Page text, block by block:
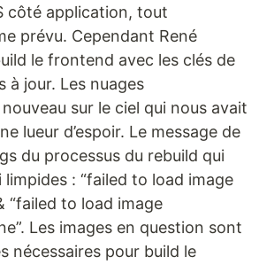
côté application, tout
prévu. Cependant René
le frontend avec les clés de
à jour. Les nuages
nouveau sur le ciel qui nous avait
lueur d’espoir. Le message de
du processus du rebuild qui
: “failed to load image
“failed to load image
Les images en question sont
nécessaires pour build le